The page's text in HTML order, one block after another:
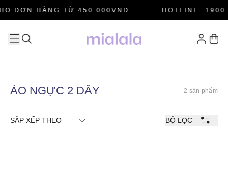
ĐƠN HÀNG TỪ 450.000VNĐ HOTLINE: 1900
ÁO NGỰC 2 DÂY 2 sản phẩm
SẮP XẾP THEO BỘ LỌC